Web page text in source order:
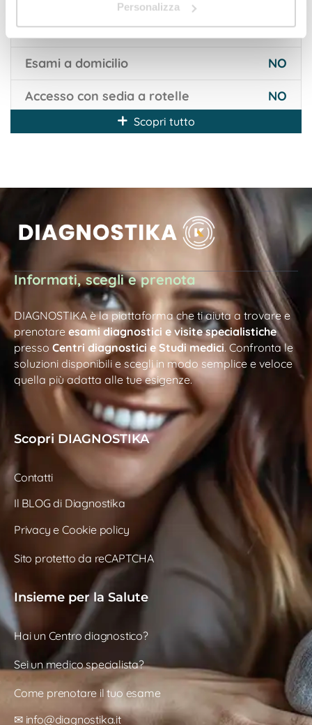
Personalizza
Prenotazione anche online NO
Esami a domicilio NO
Accesso con sedia a rotelle NO
Scopri tutto
Informati, scegli e prenota
DIAGNOSTIKA è la piattaforma che ti aiuta a trovare e
prenotare esami diagnostici e visite specialistiche
presso Centri diagnostici e Studi medici. Confronta le
soluzioni disponibili e scegli in modo semplice e veloce
quella più adatta alle tue esigenze.
Scopri DIAGNOSTIKA
Contatti
Il BLOG di Diagnostika
Privacy e Cookie policy
Sito protetto da reCAPTCHA
Insieme per la Salute
Hai un Centro diagnostico?
Sei un medico specialista?
Come prenotare il tuo esame
✉ info@diagnostika.it